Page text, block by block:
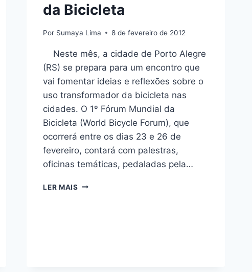
da Bicicleta
Por Sumaya Lima 8 de fevereiro de 2012
Neste mês, a cidade de Porto Alegre
(RS) se prepara para um encontro que
vai fomentar ideias e reflexões sobre o
uso transformador da bicicleta nas
cidades. O 1º Fórum Mundial da
Bicicleta (World Bicycle Forum), que
ocorrerá entre os dias 23 e 26 de
fevereiro, contará com palestras,
oficinas temáticas, pedaladas pela…
LER MAIS CICLOCIDADE